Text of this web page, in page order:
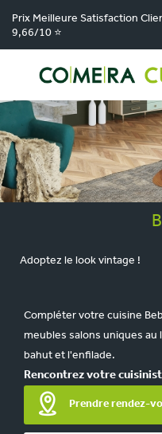
Prix Meilleure Satisfaction
9,66/10 ⭐
Adoptez le look vintage !
Compléter votre cuisine
meubles salons uniques
bahut et l'enfilade.
Rencontrez votre
Prendre rendez-